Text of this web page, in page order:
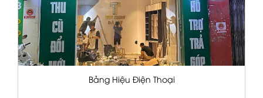
bảng hiệu dự án